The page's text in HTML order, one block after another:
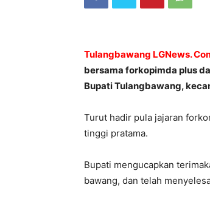
Tulangbawang LGNews.
bersama forkopimda plus
Bupati Tulangbawang,
Turut hadir pula jajaran
tinggi pratama.
Bupati mengucapkan
bawang, dan telah